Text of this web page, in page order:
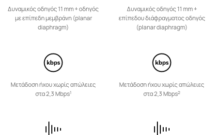
HUAWEI FreeBuds SE 3
HUAWEI FreeBuds SE 2
Δυναμικός οδηγός 11 mm + οδηγός
με επίπεδη μεμβράνη (planar
diaphragm)
Μετάδοση ήχου χωρίς απώλειες
στα 2,3 Mbps1
Δυναμικός οδηγός 11 mm +
επίπεδου διάφραγματος οδηγός
(planar diaphragm)
Μετάδοση ήχου χωρίς απώλειες
στα 2,3 Mbps2